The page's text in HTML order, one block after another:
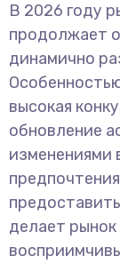
В 2026 году
продолжает
динамично
высокая
обновление
изменениями
делает